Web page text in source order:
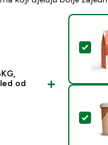
od